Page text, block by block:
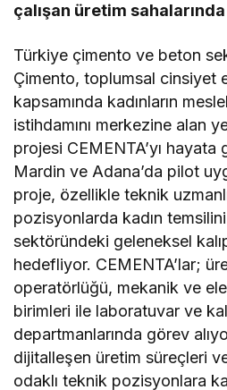
çalışan üretim
Türkiye çimento ve beton
Çimento, toplumsal cinsiyet
kapsamında kadınların
istihdamını merkezine alan
projesi CEMENTA’yı hayata
Mardin ve Adana’da pilot
proje, özellikle teknik
pozisyonlarda kadın
sektöründeki geleneksel
hedefliyor. CEMENTA’lar;
operatörlüğü, mekanik ve
birimleri ile laboratuvar ve
departmanlarında görev
dijitalleşen üretim süreçleri
odaklı teknik pozisyonlara